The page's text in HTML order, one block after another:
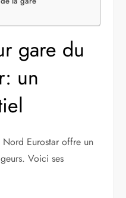
gare du
un
Nord Eurostar offre un
Voici ses